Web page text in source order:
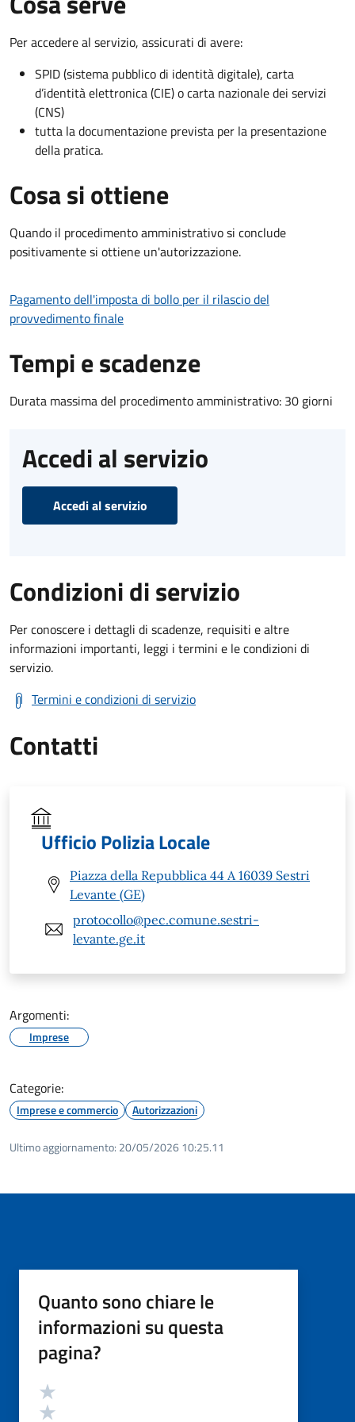
Per accedere al servizio, assicurati di avere:
SPID (sistema pubblico di identità digitale), carta
d’identità elettronica (CIE) o carta nazionale dei servizi
(CNS)
tutta la documentazione prevista per la presentazione
della pratica.
Cosa si ottiene
Quando il procedimento amministrativo si conclude
positivamente si ottiene un'autorizzazione.
Pagamento dell'imposta di bollo per il rilascio del
provvedimento finale
Tempi e scadenze
Durata massima del procedimento amministrativo: 30 giorni
Accedi al servizio
Accedi al servizio
Condizioni di servizio
Per conoscere i dettagli di scadenze, requisiti e altre
informazioni importanti, leggi i termini e le condizioni di
servizio.
Termini e condizioni di servizio
Contatti
Ufficio Polizia Locale
Piazza della Repubblica 44 A 16039 Sestri
Levante (GE)
protocollo@pec.comune.sestri-
levante.ge.it
Argomenti:
Imprese
Categorie:
Imprese e commercio Autorizzazioni
Ultimo aggiornamento: 20/05/2026 10:25.11
Quanto sono chiare le
informazioni su questa
pagina?
Valutazione